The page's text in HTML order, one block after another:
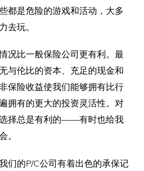
都是危险的游戏和活动，大多
去玩。
比一般保险公司更有利。最
与伦比的资本、充足的现金和
保险收益使我们能够拥有比行
拥有的更大的投资灵活性。对
择总是有利的——有时也给我
。
的P/C公司有着出色的承保记